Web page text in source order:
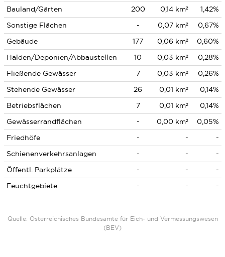
Bauland/Gärten 200 0,14 km²
1,42%
Sonstige Flächen
- 0,07 km²
0,67%
Gebäude
177 0,06 km²
0,60%
Halden/Deponien/Abbaustellen
10 0,03 km²
0,28%
Fließende Gewässer
7 0,03 km²
0,26%
Stehende Gewässer
26 0,01 km²
0,14%
Betriebsflächen
7 0,01 km²
0,14%
Gewässerrandflächen
- 0,00 km²
0,05%
Friedhöfe
- -
-
Schienenverkehrsanlagen
- -
-
Öffentl. Parkplätze
- -
-
Feuchtgebiete
- - -
Quelle: Österreichisches Bundesamte für Eich- und Vermessungswesen
(BEV)